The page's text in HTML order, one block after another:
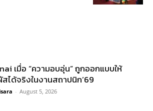
เมื่อ “ความอบอุ่น” ถูกออกแบบให้
ได้จริงในงานสถาปนิก’69
- August 5, 2026